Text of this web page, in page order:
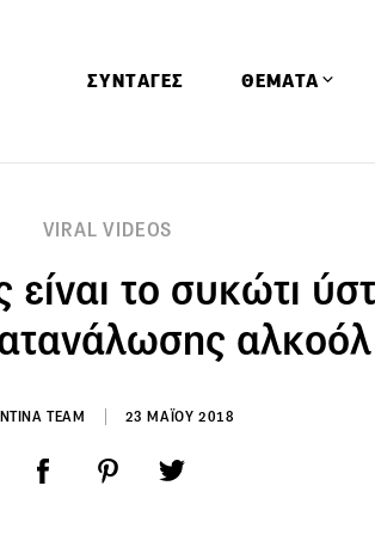
ΣΥΝΤΑΓΕΣ ΘΕΜΑΤΑ
Ειδήσεις
Έρευνες
VIRAL VIDEOS
είναι το συκώτι
αλκοόλ
TEAM 23 ΜΑΪΟΥ 2018